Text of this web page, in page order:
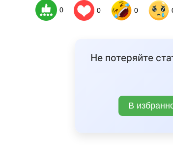
0 0 0
Не потеряйте
В